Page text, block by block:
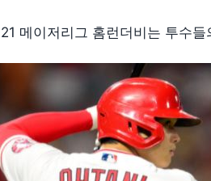
메이저리그 홈런더비는 투수